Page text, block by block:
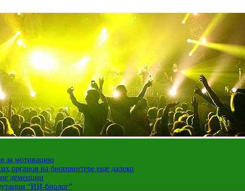
за мотивацию
органов на биопринтере еще далеко
деменции
“ИИ-биолог”